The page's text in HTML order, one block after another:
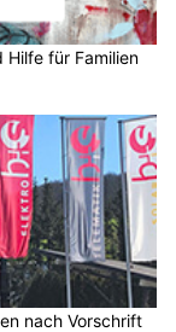
Hilfe für Familien
nach Vorschrift